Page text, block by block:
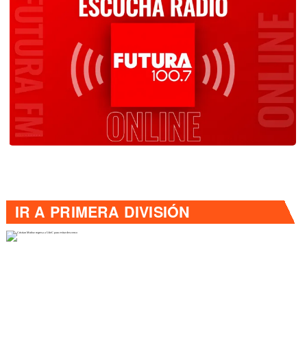
IR A PRIMERA DIVISIÓN